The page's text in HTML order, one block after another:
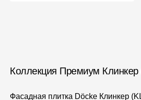
Коллекция Премиум Клинкер
Фасадная плитка Döcke Клинкер